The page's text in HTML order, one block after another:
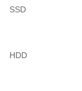
SSD
HDD